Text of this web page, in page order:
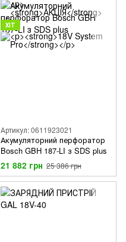
ХІТ
Артикул: 0611923021
Акумуляторний перфоратор
Bosch GBH 187-LI з SDS plus
21 882 грн 25 386 грн